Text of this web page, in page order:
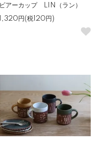
ビアーカップ LIN（ラン）
1,320円(税120円)